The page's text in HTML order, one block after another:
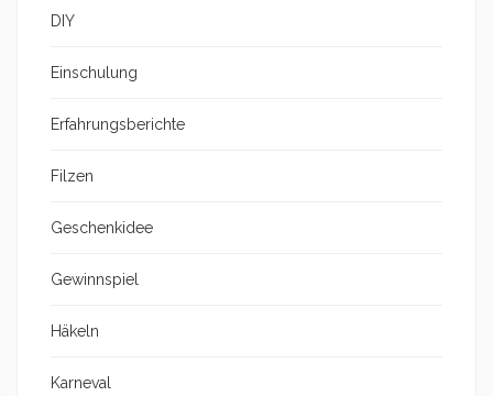
DIY
Einschulung
Erfahrungsberichte
Filzen
Geschenkidee
Gewinnspiel
Häkeln
Karneval